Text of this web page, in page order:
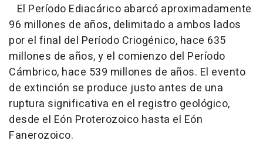
El Período Ediacárico abarcó aproximadamente
96 millones de años, delimitado a ambos lados
por el final del Período Criogénico, hace 635
millones de años, y el comienzo del Período
Cámbrico, hace 539 millones de años. El evento
de extinción se produce justo antes de una
ruptura significativa en el registro geológico,
desde el Eón Proterozoico hasta el Eón
Fanerozoico.